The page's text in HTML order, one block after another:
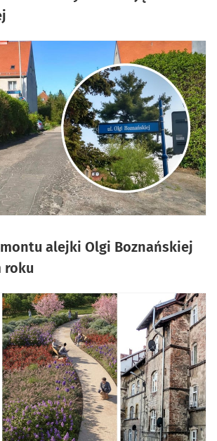
alejki Olgi Boznańskiej
roku